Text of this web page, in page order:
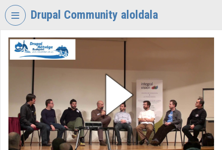
Skip header
Drupal Community aloldala
VIDEO TORIUM
DRUPAL
COMMUNITY
Organization home
Log In
Organization discovery